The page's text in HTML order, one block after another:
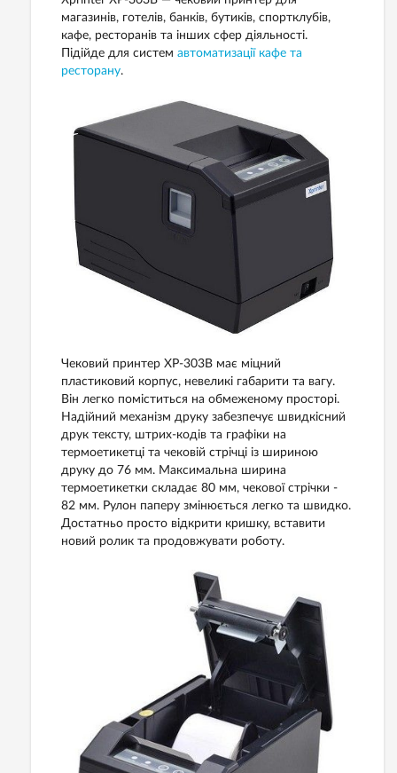
магазинів, готелів, банків, бутиків, спортклубів,
кафе, ресторанів та інших сфер діяльності.
Підійде для систем автоматизації кафе та
ресторану.
Чековий принтер XP-303B має міцний
пластиковий корпус, невеликі габарити та вагу.
Він легко поміститься на обмеженому просторі.
Надійний механізм друку забезпечує швидкісний
друк тексту, штрих-кодів та графіки на
термоетикетці та чековій стрічці із шириною
друку до 76 мм. Максимальна ширина
термоетикетки складає 80 мм, чекової стрічки -
82 мм. Рулон паперу змінюється легко та швидко.
Достатньо просто відкрити кришку, вставити
новий ролик та продовжувати роботу.